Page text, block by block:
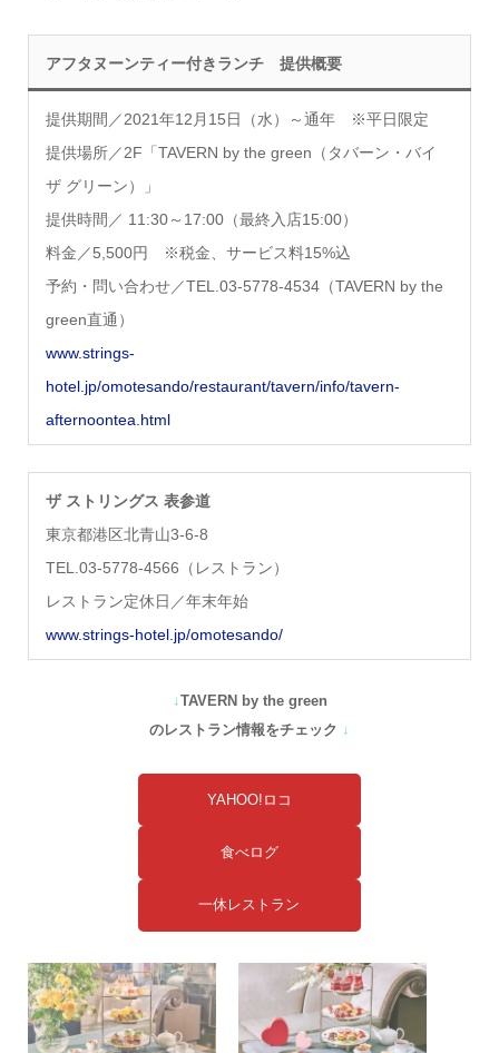
アフタヌーンティー付きランチ 提供概要
提供期間／2021年12月15日（水）～通年 ※平日限定
提供場所／2F「TAVERN by the green（タバーン・バイ
ザ グリーン）」
提供時間 ／ 11:30～17:00（最終入店15:00）
料金 ／5,500円 ※税金、サービス料15%込
予約・問い合わせ／TEL.03-5778-4534（TAVERN by the
green直通）
www.strings-
hotel.jp/omotesando/restaurant/tavern/info/tavern-
afternoontea.html
ザ ストリングス 表参道
東京都港区北青山3-6-8
TEL.03-5778-4566（レストラン）
レストラン定休日／年末年始
www.strings-hotel.jp/omotesando/
↓TAVERN by the green
のレストラン情報をチェック ↓
YAHOO!ロコ
食べログ
一休レストラン